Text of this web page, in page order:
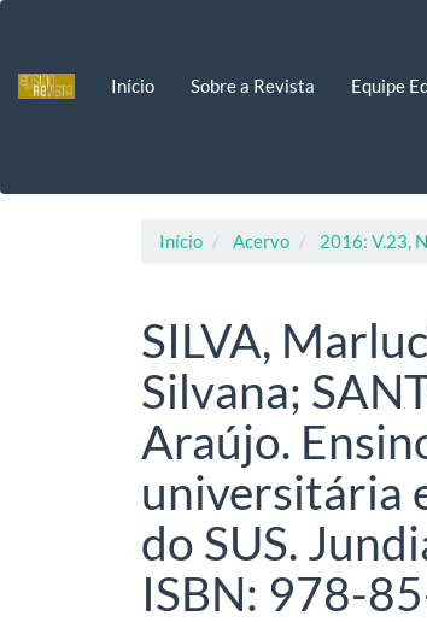
principalInício Sobre a Revista Equipe
Início Acervo 2016: V.23,
SILVA,
Silvana;
Araújo.
universitária
do SUS.
ISBN: 978-